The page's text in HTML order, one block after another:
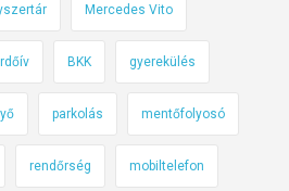
Mercedes Vito
BKK gyerekülés
parkolás mentőfolyosó
rendőrség mobiltelefon